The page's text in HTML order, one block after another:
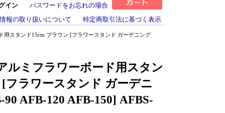
イン
パスワードをお忘れの場合
報の取り扱いについて
特定商取引法に基づく表示
用スタンド15cm ブラウン [フラワースタンド ガーデニング
ルミフラワーボード用スタン
フラワースタンド ガーデニ
AFB-120 AFB-150] AFBS-